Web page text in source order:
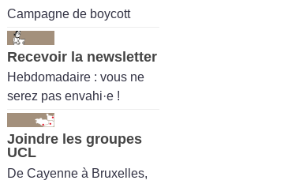
Campagne de boycott
Recevoir la newsletter
Hebdomadaire : vous ne
serez pas envahi·e !
Joindre les groupes
UCL
De Cayenne à Bruxelles,